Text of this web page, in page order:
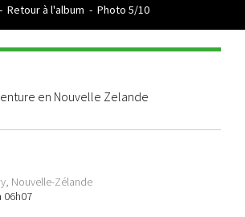
- Retour à l'album - Photo 5/10
en Nouvelle Zelande
Nouvelle-Zélande
06h07